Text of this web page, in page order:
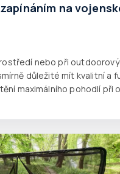
na
nebo při
důležité mít kvalitní a
maximálního pohodlí při